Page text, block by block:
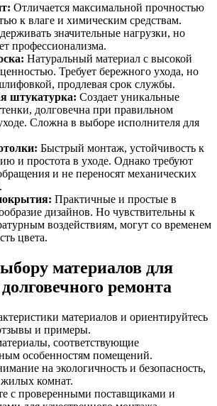
Отличается максимальной прочностью
к влаге и химическим средствам.
значительные нагрузки, но
профессионализма.
Натуральный материал с высокой
Требует бережного ухода, но
продлевая срок службы.
штукатурка: Создает уникальные
долговечна при правильном
Сложна в выборе исполнителя для
Быстрый монтаж, устойчивость к
и простота в уходе. Однако требуют
и не переносят механических
Практичные и простые в
дизайнов. Но чувствительны к
воздействиям, могут со временем
цвета.
материалов для
ремонта
материалов и ориентируйтесь
и примеры.
соответствующие
особенностям помещений.
на экологичность и безопасность,
комнат.
с проверенными поставщиками и